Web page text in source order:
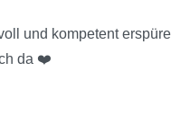
und kompetent
da ❤️